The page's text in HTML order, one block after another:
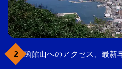
函館山へのアクセス、最新